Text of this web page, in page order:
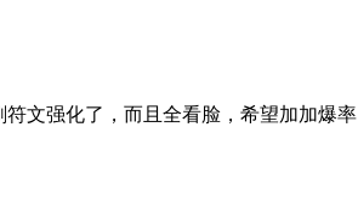
文强化了，而且全看脸，希望加加爆率